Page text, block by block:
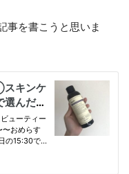
事を書こうと思いま